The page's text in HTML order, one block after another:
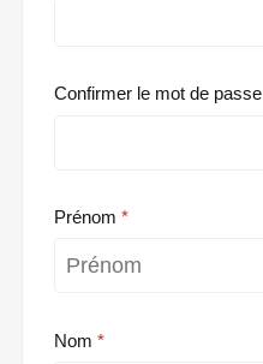
Confirmer le mot de passe
Prénom
Nom